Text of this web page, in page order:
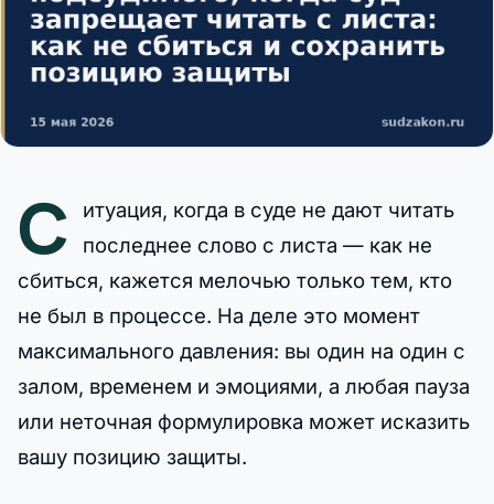
С
итуация, когда в суде не дают читать
последнее слово с листа — как не
сбиться, кажется мелочью только тем, кто
не был в процессе. На деле это момент
максимального давления: вы один на один с
залом, временем и эмоциями, а любая пауза
или неточная формулировка может исказить
вашу позицию защиты.